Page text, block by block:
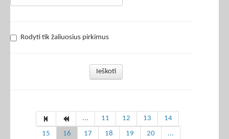
Rodyti tik žaliuosius pirkimus
Ieškoti
... 11 12 13
14
15
16 17 18 19 20 ...